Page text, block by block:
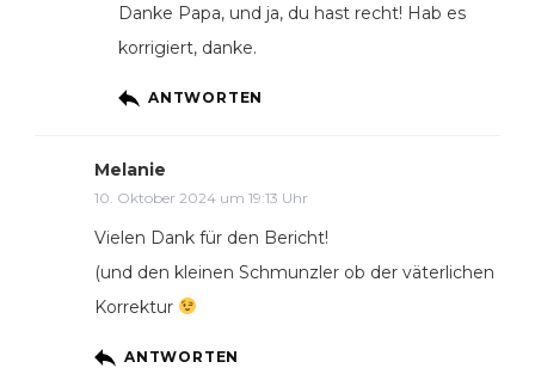
Danke Papa, und ja, du hast recht! Hab es
korrigiert, danke.
ANTWORTEN
Melanie
10. Oktober 2024 um 19:13 Uhr
Vielen Dank für den Bericht!
(und den kleinen Schmunzler ob der väterlichen
Korrektur
ANTWORTEN